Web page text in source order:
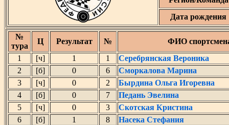
Дата рождения
№
тура
Ц Результат №
ФИО
1
[ч] 1 1
Серебрянская Вероника
2
[б] 0 6
Сморкалова Марина
3
[ч] 0 2
Бырдина Ольга Игоревна
4
[б] 0 7
Педань Эвелина
5
[ч] 0 3
Скотская Кристина
6
[б] 1 8
Насека Стефания